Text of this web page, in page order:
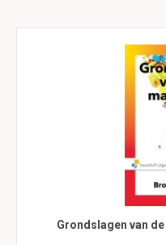
Grondslagen van